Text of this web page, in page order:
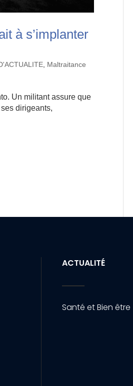
à s’implanter
Maltraitance
Un militant assure que
dirigeants,
ACTUALITÉ
Santé et Bien être